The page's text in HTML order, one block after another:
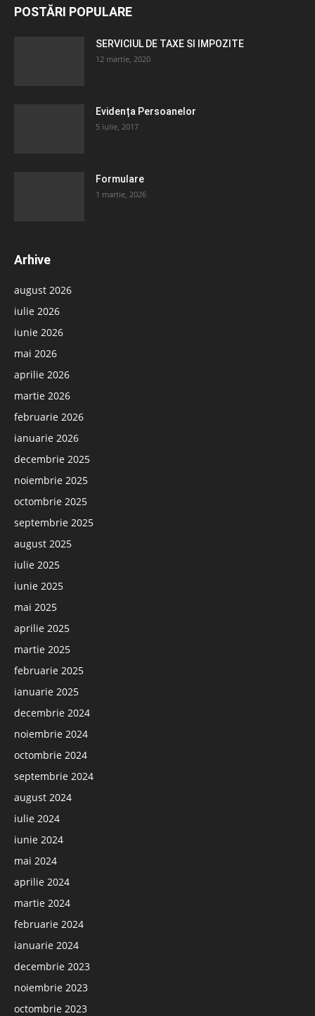
POSTĂRI POPULARE
SERVICIUL DE TAXE SI IMPOZITE
12 martie, 2020
Evidența Persoanelor
5 iulie, 2017
Formulare
1 martie, 2026
Arhive
august 2026
iulie 2026
iunie 2026
mai 2026
aprilie 2026
martie 2026
februarie 2026
ianuarie 2026
decembrie 2025
noiembrie 2025
octombrie 2025
septembrie 2025
august 2025
iulie 2025
iunie 2025
mai 2025
aprilie 2025
martie 2025
februarie 2025
ianuarie 2025
decembrie 2024
noiembrie 2024
octombrie 2024
septembrie 2024
august 2024
iulie 2024
iunie 2024
mai 2024
aprilie 2024
martie 2024
februarie 2024
ianuarie 2024
decembrie 2023
noiembrie 2023
octombrie 2023